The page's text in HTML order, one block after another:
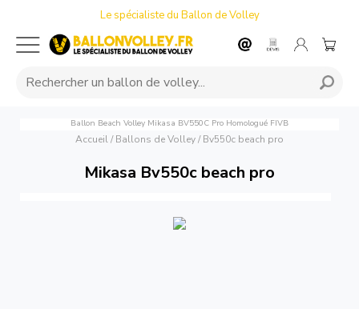
Le spécialiste du Ballon de Volley
Ballon Beach Volley Mikasa BV550C Pro Homologué FIVB
Accueil/ Ballons de Volley/ Bv550c beach pro
Mikasa Bv550c beach pro